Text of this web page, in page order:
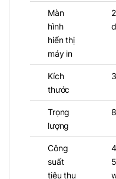
Ưu điểm
LaserJet
Với công
LaserJet
Màn
hình
hiển thị
máy in
Kích
thước
Trọng
lượng
Công
suất
tiêu thụ